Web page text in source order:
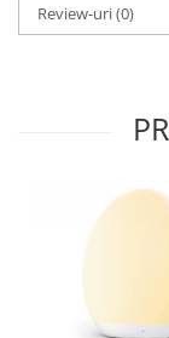
Review-uri(0)